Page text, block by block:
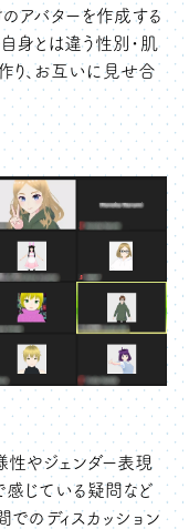
アバターを作成する
身とは違う性別・肌
り、お互いに見せ合
性やジェンダー表現
感じている疑問など
でのディスカッション